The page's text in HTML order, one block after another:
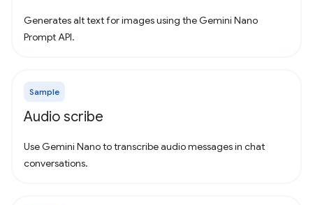
Generates alt text for images using the Gemini Nano
Prompt API.
Sample
Audio scribe
Use Gemini Nano to transcribe audio messages in chat
conversations.